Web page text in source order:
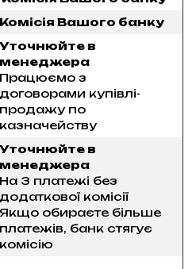
Комісія Вашого банку
Уточнюйте в
менеджера
Працюємо з
договорами купівлі-
продажу по
казначейству
Уточнюйте в
менеджера
На 3 платежі без
додаткової комісії
Якщо обираєте більше
платежів, банк стягує
комісію